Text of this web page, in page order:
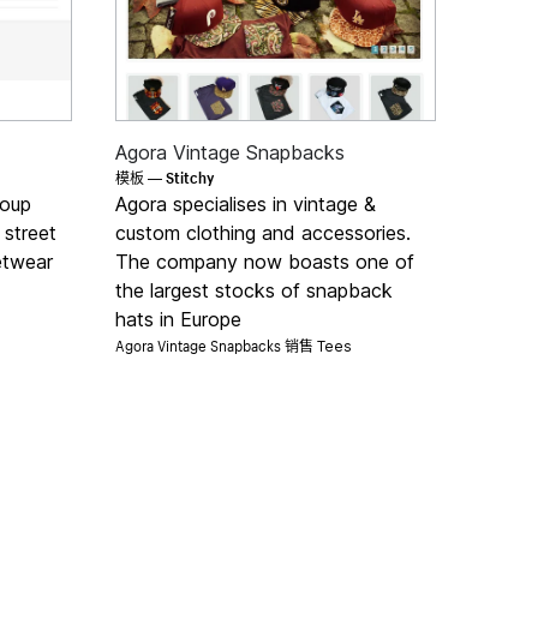
Agora Vintage Snapbacks
模板 —Stitchy
Agora specialises in vintage &
custom clothing and accessories.
The company now boasts one of
the largest stocks of snapback
hats in Europe
Agora Vintage Snapbacks 销售Tees